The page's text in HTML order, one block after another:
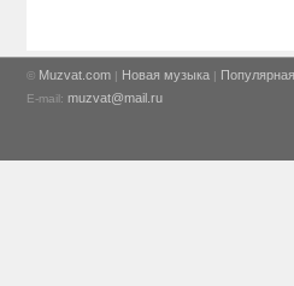
© Muzvat.com | Новая музыка |
E-mail: muzvat@mail.ru